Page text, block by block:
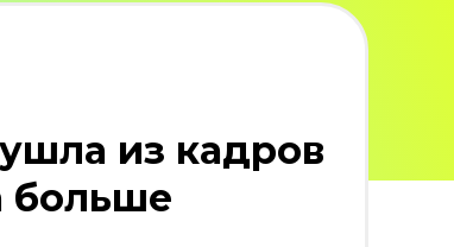
из кадров
больше